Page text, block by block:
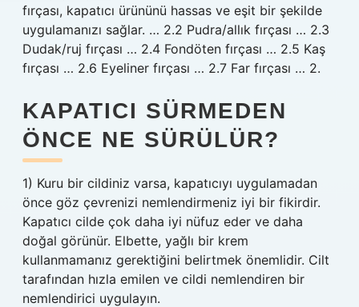
fırçası, kapatıcı ürününü hassas ve eşit bir şekilde
uygulamanızı sağlar. … 2.2 Pudra/allık fırçası … 2.3
Dudak/ruj fırçası … 2.4 Fondöten fırçası … 2.5 Kaş
fırçası … 2.6 Eyeliner fırçası … 2.7 Far fırçası … 2.
KAPATICI SÜRMEDEN
ÖNCE NE SÜRÜLÜR?
1) Kuru bir cildiniz varsa, kapatıcıyı uygulamadan
önce göz çevrenizi nemlendirmeniz iyi bir fikirdir.
Kapatıcı cilde çok daha iyi nüfuz eder ve daha
doğal görünür. Elbette, yağlı bir krem ​​
kullanmamanız gerektiğini belirtmek önemlidir. Cilt
tarafından hızla emilen ve cildi nemlendiren bir
nemlendirici uygulayın.